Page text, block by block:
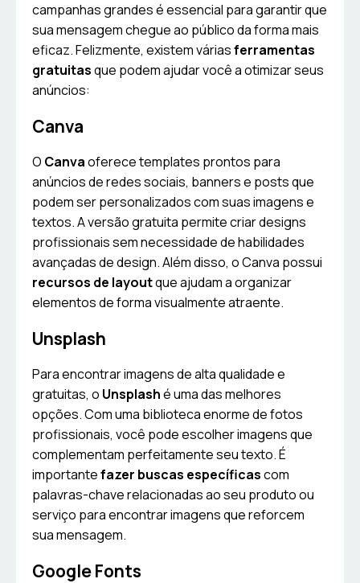
campanhas grandes é essencial para garantir que
sua mensagem chegue ao público da forma mais
eficaz. Felizmente, existem váriasferramentas
gratuitasque podem ajudar você a otimizar seus
anúncios:
Canva
O Canvaoferece templates prontos para
anúncios de redes sociais, banners e posts que
podem ser personalizados com suas imagens e
textos. A versão gratuita permite criar designs
profissionais sem necessidade de habilidades
avançadas de design. Além disso, o Canva possui
recursos de layoutque ajudam a organizar
elementos de forma visualmente atraente.
Unsplash
Para encontrar imagens de alta qualidade e
gratuitas, o Unsplashé uma das melhores
opções. Com uma biblioteca enorme de fotos
profissionais, você pode escolher imagens que
complementam perfeitamente seu texto. É
importantefazer buscas específicascom
palavras-chave relacionadas ao seu produto ou
serviço para encontrar imagens que reforcem
sua mensagem.
Google Fonts